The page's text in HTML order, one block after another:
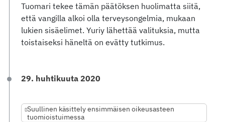
Tuomari tekee tämän päätöksen huolimatta siitä,
että vangilla alkoi olla terveysongelmia, mukaan
lukien sisäelimet. Yuriy lähettää valituksia, mutta
toistaiseksi häneltä on evätty tutkimus.
29. huhtikuuta 2020
Suullinen käsittely ensimmäisen oikeusasteen
tuomioistuimessa